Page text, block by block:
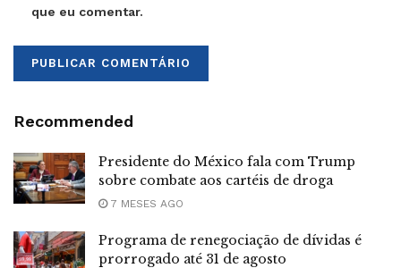
que eu comentar.
Recommended
Presidente do México fala com Trump
sobre combate aos cartéis de droga
7 MESES AGO
Programa de renegociação de dívidas é
prorrogado até 31 de agosto